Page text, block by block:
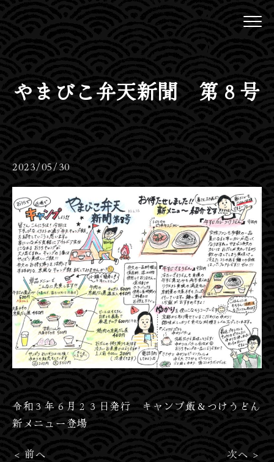
やまびこ弁天新聞 第８号
2023/05/30
令和３年６月２３日発行 キャンプ飯＆つけうどん
新メニュー登場
< 前へ 次へ >